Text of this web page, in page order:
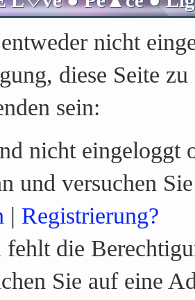
nicht
diese Seite
sein:
nicht eingeloggt
und versuchen
| Registrierung?
fehlt die
Sie auf eine